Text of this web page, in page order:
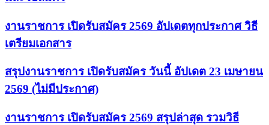
งานราชการ เปิดรับสมัคร 2569 อัปเดตทุกประกาศ วิธี
เตรียมเอกสาร
สรุปงานราชการ เปิดรับสมัคร วันนี้ อัปเดต 23 เมษายน
2569 (ไม่มีประกาศ)
งานราชการ เปิดรับสมัคร 2569 สรุปล่าสุด รวมวิธี